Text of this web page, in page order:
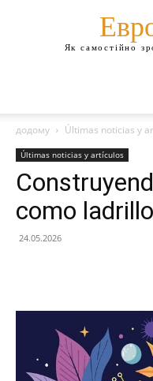
Як самостійно
додому Últimas noticias y
Últimas noticias y artículos
como
24.05.2026